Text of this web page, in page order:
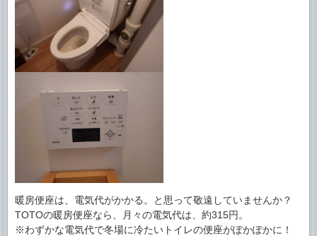
暖房便座は、電気代がかかる。と思って敬遠していませんか？
TOTOの暖房便座なら、月々の電気代は、約315円。
※わずかな電気代で冬場に冷たいトイレの便座がぽかぽかに！